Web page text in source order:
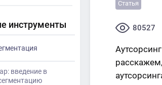
Статья
80527
инструменты
введение в